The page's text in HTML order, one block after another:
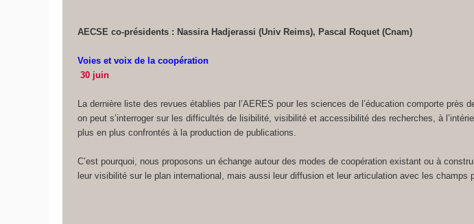
AECSE co-présidents : Nassira Hadjerassi (Univ Reims), Pascal Roquet (Cnam)
Voies et voix de la coopération
30 juin
La dernière liste des revues établies par l’AERES pour les sciences de l’éducation comporte
on peut s’interroger sur les difficultés de lisibilité, visibilité et accessibilité des recherches, à
plus en plus confrontés à la production de publications.
C’est pourquoi, nous proposons un échange autour des modes de coopération existant ou à
leur visibilité sur le plan international, mais aussi leur diffusion et leur articulation avec les champs